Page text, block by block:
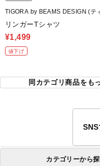
TIGORA by BEAMS DESIGN (テ
ラ バイ ビームスデザイン)
リンガーTシャツ
¥1,499
値下げ
同カテゴリ商品をも
SNS
カテゴリーから